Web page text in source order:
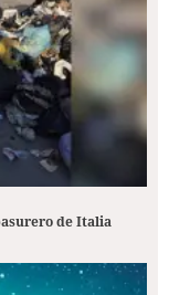
de Italia